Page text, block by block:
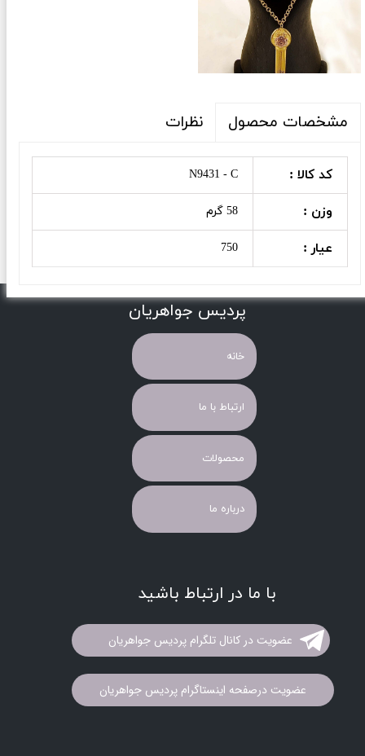
مشخصات محصول نظرات
کد کالا : N9431 - C
وزن : 58 گرم
عیار : 750
پردیس جواهریان
خانه
ارتباط با ما
محصولات
درباره ما
با ما در ارتباط باشید
عضویت در کانال تلگرام پردیس جواهریان
عضویت درصفحه اینستاگرام پردیس جواهریان